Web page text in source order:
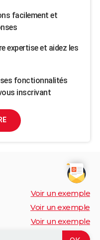
facilement et
expertise et aidez les
fonctionnalités
inscrivant
Voir un exemple
Voir un exemple
Voir un exemple